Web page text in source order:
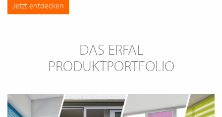
Jetzt entdecken
DAS ERFAL
PRODUKTPORTFOLIO